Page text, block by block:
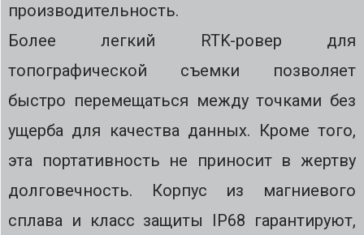
производительность.
Более легкий RTK-ровер для
топографической съемки позволяет
быстро перемещаться между точками без
ущерба для качества данных. Кроме того,
эта портативность не приносит в жертву
долговечность. Корпус из магниевого
сплава и класс защиты IP68 гарантируют,